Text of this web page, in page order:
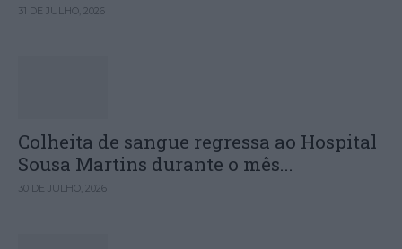
31 DE JULHO, 2026
Colheita de sangue regressa ao Hospital
Sousa Martins durante o mês...
30 DE JULHO, 2026